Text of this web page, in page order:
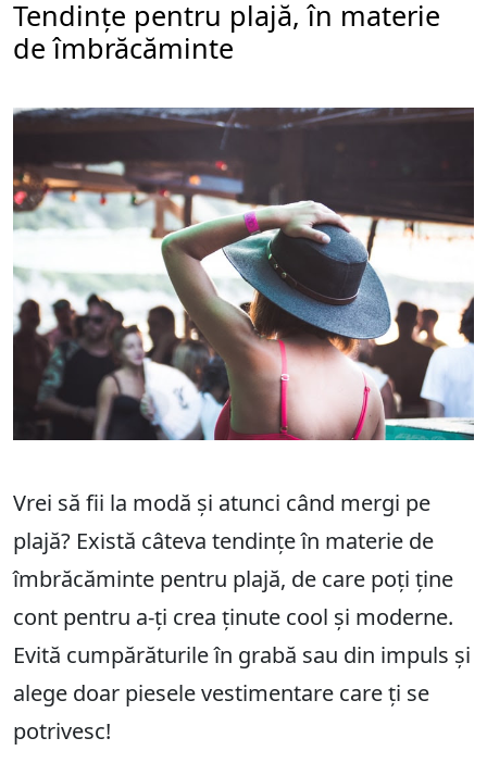
Tendințe pentru plajă, în materie
de îmbrăcăminte
Vrei să fii la modă și atunci când mergi pe
plajă? Există câteva tendințe în materie de
îmbrăcăminte pentru plajă, de care poți ține
cont pentru a-ți crea ținute cool și moderne.
Evită cumpărăturile în grabă sau din impuls și
alege doar piesele vestimentare care ți se
potrivesc!